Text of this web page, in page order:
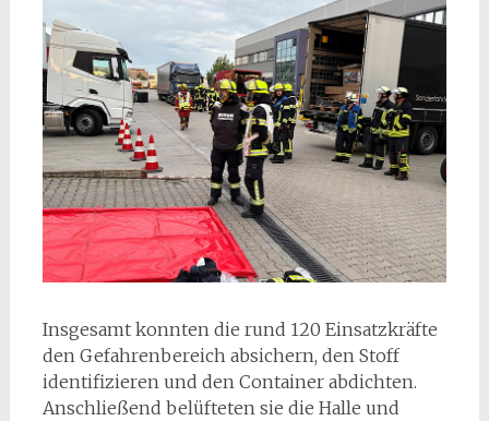
Insgesamt konnten die rund 120 Einsatzkräfte
den Gefahrenbereich absichern, den Stoff
identifizieren und den Container abdichten.
Anschließend belüfteten sie die Halle und